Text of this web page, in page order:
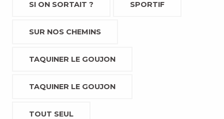
SI ON SORTAIT ? SPORTIF
SUR NOS CHEMINS
TAQUINER LE GOUJON
TAQUINER LE GOUJON
TOUT SEUL